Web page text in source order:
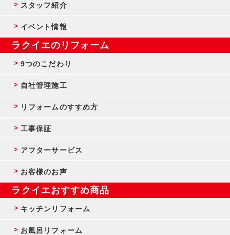
スタッフ紹介
イベント情報
ラクイエのリフォーム
9つのこだわり
自社管理施工
リフォームのすすめ方
工事保証
アフターサービス
お客様のお声
ラクイエおすすめ商品
キッチンリフォーム
お風呂リフォーム